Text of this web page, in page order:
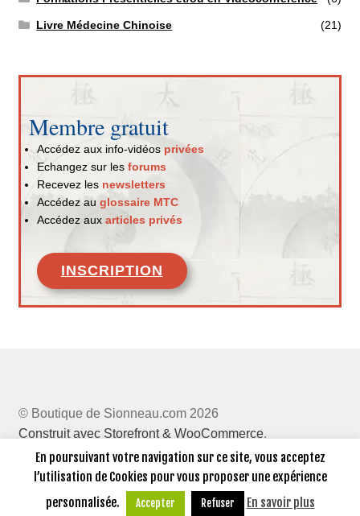
Livre Médecine Chinoise (21)
Membre gratuit
Accédez aux info-vidéos privées
Echangez sur les forums
Recevez les newsletters
Accédez au glossaire MTC
Accédez aux articles privés
INSCRIPTION
© Boutique de Sionneau.com 2026
Construit avec Storefront & WooCommerce.
Recherche
Recherche
En poursuivant votre navigation sur ce site, vous acceptez
l’utilisation de Cookies pour vous proposer une expérience
personnalisée.
Accepter Refuser En savoir plus